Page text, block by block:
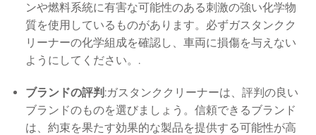
ンや燃料系統に有害な可能性のある刺激の強い化学物
質を使用しているものがあります。必ずガスタンクク
リーナーの化学組成を確認し、車両に損傷を与えない
ようにしてください。.
ブランドの評判 :ガスタンククリーナーは、評判の良い
ブランドのものを選びましょう。信頼できるブランド
は、約束を果たす効果的な製品を提供する可能性が高